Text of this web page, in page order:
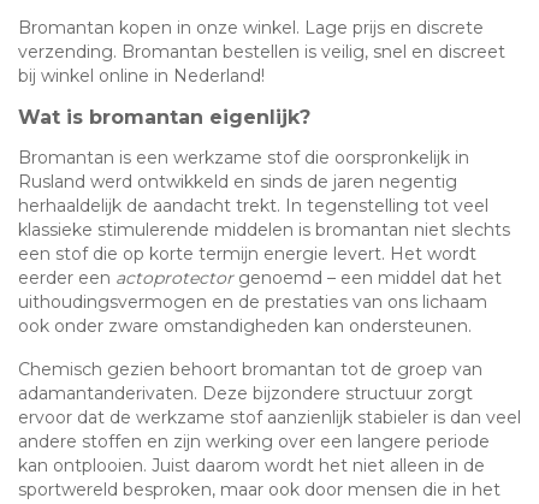
Bromantan kopen in onze winkel. Lage prijs en discrete
verzending. Bromantan bestellen is veilig, snel en discreet
bij winkel online in Nederland!
Wat is bromantan eigenlijk?
Bromantan is een werkzame stof die oorspronkelijk in
Rusland werd ontwikkeld en sinds de jaren negentig
herhaaldelijk de aandacht trekt. In tegenstelling tot veel
klassieke stimulerende middelen is bromantan niet slechts
een stof die op korte termijn energie levert. Het wordt
eerder een actoprotectorgenoemd – een middel dat het
uithoudingsvermogen en de prestaties van ons lichaam
ook onder zware omstandigheden kan ondersteunen.
Chemisch gezien behoort bromantan tot de groep van
adamantanderivaten. Deze bijzondere structuur zorgt
ervoor dat de werkzame stof aanzienlijk stabieler is dan veel
andere stoffen en zijn werking over een langere periode
kan ontplooien. Juist daarom wordt het niet alleen in de
sportwereld besproken, maar ook door mensen die in het